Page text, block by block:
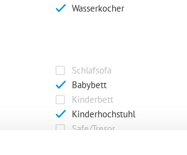
Wasserkocher
Schlafsofa
Babybett
Kinderbett
Kinderhochstuhl
Safe/Tresor